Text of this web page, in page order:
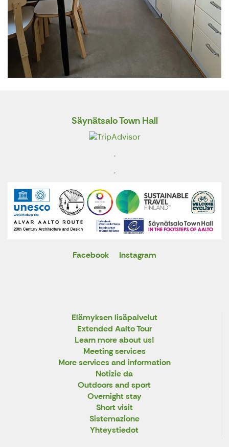
Säynätsalo Town Hall
.
.
Facebook Instagram
Elämyksen lisäpalvelut
Extended Aalto Tour
Learn more about us!
Meeting services
More services and information
Notizie da
Outdoors and sport
Overnight stay
Short visit
Sistemazione
Yhteystiedot